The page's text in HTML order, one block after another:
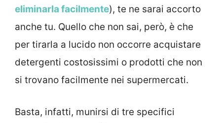
eliminarla facilmente), te ne sarai accorto
anche tu. Quello che non sai, però, è che
per tirarla a lucido non occorre acquistare
detergenti costosissimi o prodotti che non
si trovano facilmente nei supermercati.
Basta, infatti, munirsi di tre specifici